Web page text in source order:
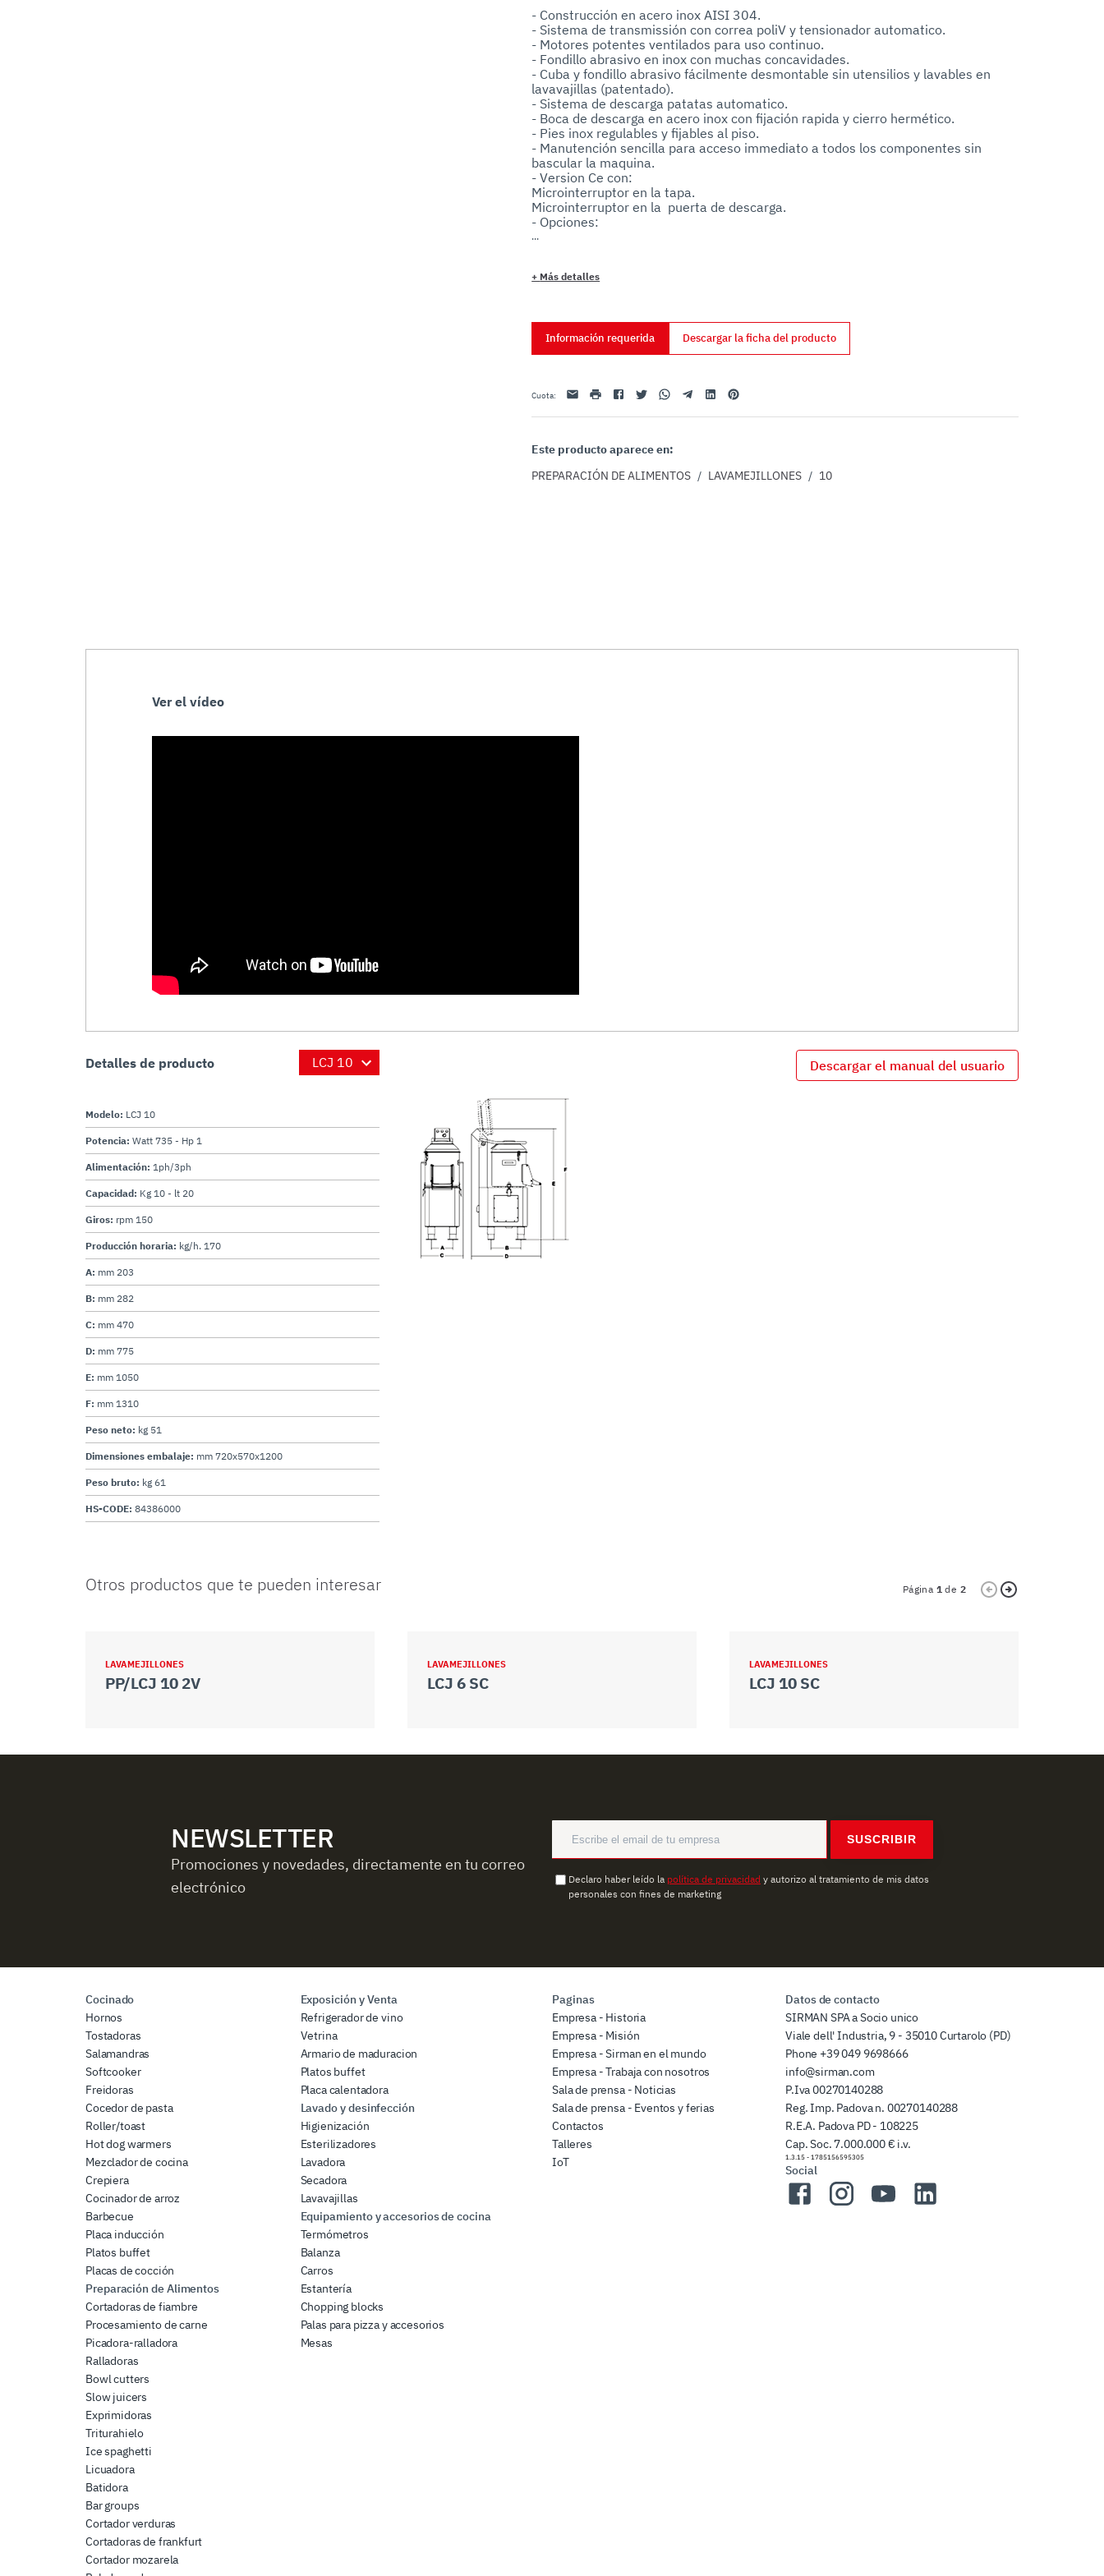
- Construcción en acero inox AISI 304.
- Sistema de transmissión con correa poliV y tensionador automatico.
- Motores potentes ventilados para uso continuo.
- Fondillo abrasivo en inox con muchas concavidades.
- Cuba y fondillo abrasivo fácilmente desmontable sin utensilios y lavables en
lavavajillas (patentado).
- Sistema de descarga patatas automatico.
- Boca de descarga en acero inox con fijación rapida y cierro hermético.
- Pies inox regulables y fijables al piso.
- Manutención sencilla para acceso immediato a todos los componentes sin
bascular la maquina.
- Version Ce con:
Microinterruptor en la tapa.
Microinterruptor en la  puerta de descarga.
- Opciones:
Conductor portabolsita.
+ Más detalles
Información requerida Descargar la ficha del producto
Cuota: Email impresiónFacebookTwitterWhatsappTelegramLinkedinPinterest
Este producto aparece en:
PREPARACIÓN DE ALIMENTOS / LAVAMEJILLONES / 10
Ver el vídeo
Detalles de producto
Modelo: LCJ 10
Potencia: Watt 735 - Hp 1
Alimentación: 1ph/3ph
Capacidad: Kg 10 - lt 20
Giros: rpm 150
Producción horaria: kg/h. 170
A: mm 203
B: mm 282
C: mm 470
D: mm 775
E: mm 1050
F: mm 1310
Peso neto: kg 51
Dimensiones embalaje: mm 720x570x1200
Peso bruto: kg 61
HS-CODE: 84386000
Descargar el manual del usuario
Otros productos que te pueden interesar Página 1de 2
LAVAMEJILLONES
PP/LCJ 10 2V
LAVAMEJILLONES
LCJ 6 SC
LAVAMEJILLONES
LCJ 10 SC
NEWSLETTER
Promociones y novedades, directamente en tu correo
electrónico
SUSCRIBIR
Declaro haber leído la política de privacidad y autorizo al tratamiento de mis datos
personales con fines de marketing
Cocinado
Hornos
Tostadoras
Salamandras
Softcooker
Freidoras
Cocedor de pasta
Roller/toast
Hot dog warmers
Mezclador de cocina
Crepiera
Cocinador de arroz
Barbecue
Placa inducción
Platos buffet
Placas de cocción
Preparación de Alimentos
Cortadoras de fiambre
Procesamiento de carne
Picadora-ralladora
Ralladoras
Bowl cutters
Slow juicers
Exprimidoras
Triturahielo
Ice spaghetti
Licuadora
Batidora
Bar groups
Cortador verduras
Cortadoras de frankfurt
Cortador mozarela
Exposición y Venta
Refrigerador de vino
Vetrina
Armario de maduracion
Platos buffet
Placa calentadora
Lavado y desinfección
Higienización
Esterilizadores
Lavadora
Secadora
Lavavajillas
Equipamiento y accesorios de cocina
Termómetros
Balanza
Carros
Estantería
Chopping blocks
Palas para pizza y accesorios
Mesas
Paginas
Empresa - Historia
Empresa - Misión
Empresa - Sirman en el mundo
Empresa - Trabaja con nosotros
Sala de prensa - Noticias
Sala de prensa - Eventos y ferias
Contactos
Talleres
IoT
Datos de contacto
SIRMAN SPA a Socio unico
Viale dell' Industria, 9 - 35010 Curtarolo (PD)
Phone +39 049 9698666
info@sirman.com
P.Iva 00270140288
Reg. Imp. Padova n. 00270140288
R.E.A. Padova PD - 108225
Cap. Soc. 7.000.000 € i.v.
1.3.15 - 1785156595305
Social
FacebookInstagramYouTubeLinkedIn